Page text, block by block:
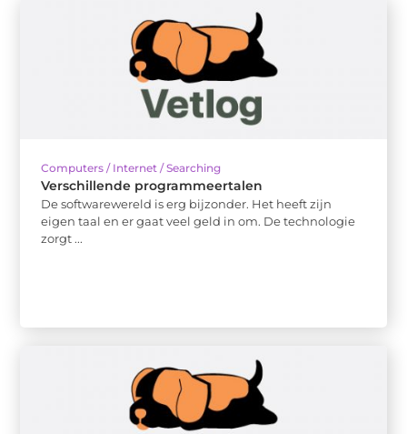
Computers / Internet / Searching
Verschillende programmeertalen
De softwarewereld is erg bijzonder. Het heeft zijn
eigen taal en er gaat veel geld in om. De technologie
zorgt ...